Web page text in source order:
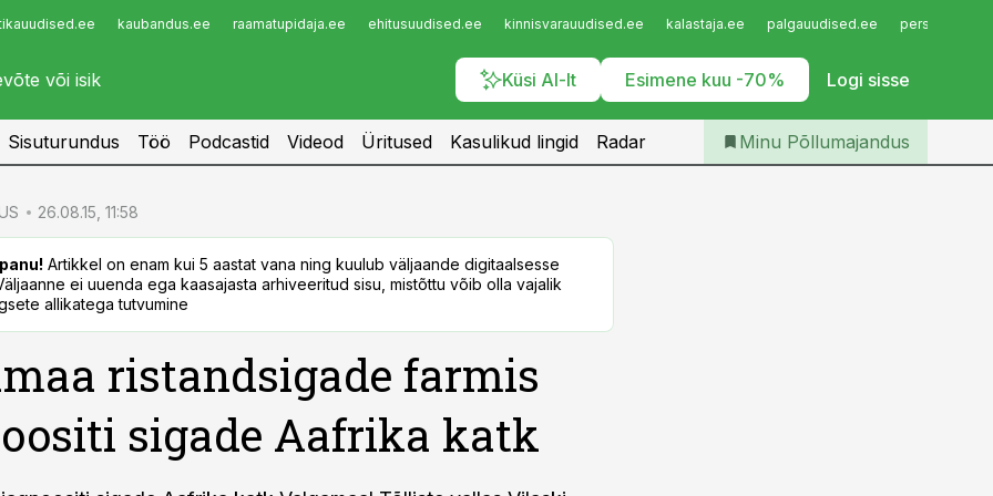
kaubandus.ee raamatupidaja.ee ehitusuudised.ee kinnisvarauudised.ee kalastaja.ee palgauudised.ee
Küsi AI-lt Esimene kuu -70% Logi sisse
Infopank
Iseteenindus
Telli Põllumajandus
Sisuturundus Töö Podcastid Videod Üritused Kasulikud lingid Radar Minu Põllumajandus
26.08.15, 11:58
Artikkel on enam kui 5 aastat vana ning kuulub väljaande digitaalsesse
ei uuenda ega kaasajasta arhiveeritud sisu, mistõttu võib olla vajalik
allikatega tutvumine
ristandsigade farmis
sigade Aafrika katk